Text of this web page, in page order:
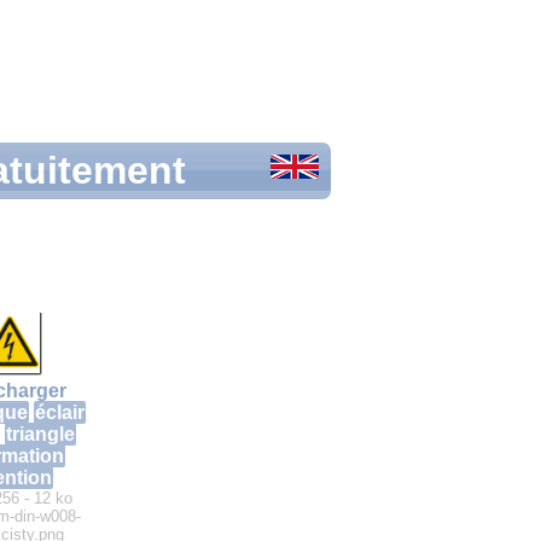
éclair
triangle
- 12 ko
din-w008-